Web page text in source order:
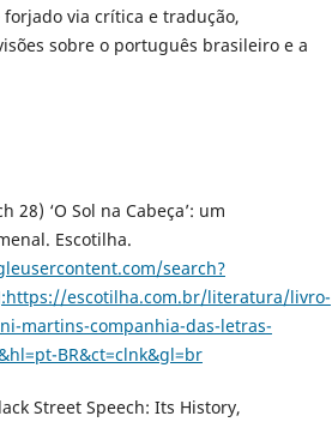
via crítica e tradução,
sobre o português brasileiro e a
28) ‘O Sol na Cabeça’: um
Escotilha.
search?
escotilha.com.br/literatura/livro-
martins-companhia-das-letras-
BR&ct=clnk&gl=br
Street Speech: Its History,